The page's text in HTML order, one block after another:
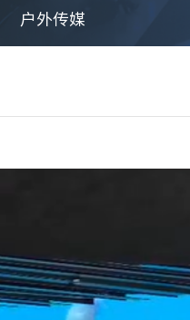
户外传媒